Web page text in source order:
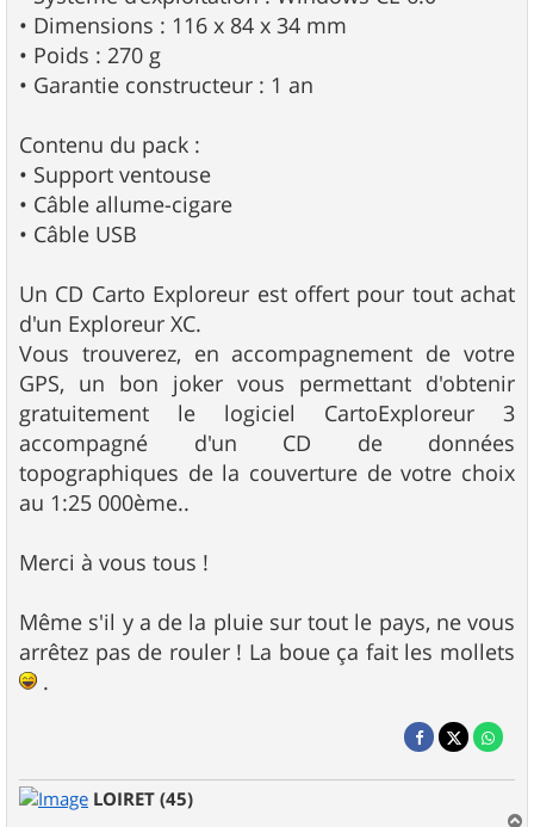
• Dimensions : 116 x 84 x 34 mm
• Poids : 270 g
• Garantie constructeur : 1 an
Contenu du pack :
• Support ventouse
• Câble allume-cigare
• Câble USB
Un CD Carto Exploreur est offert pour tout achat
d'un Exploreur XC.
Vous trouverez, en accompagnement de votre
GPS, un bon joker vous permettant d'obtenir
gratuitement le logiciel CartoExploreur 3
accompagné d'un CD de données
topographiques de la couverture de votre choix
au 1:25 000ème..
Merci à vous tous !
Même s'il y a de la pluie sur tout le pays, ne vous
arrêtez pas de rouler ! La boue ça fait les mollets
.
LOIRET (45)